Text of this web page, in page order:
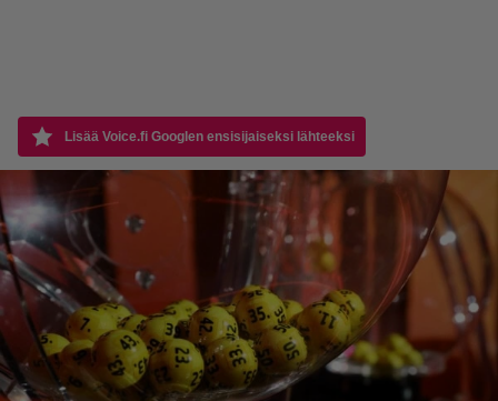
Lisää Voice.fi Googlen ensisijaiseksi lähteeksi